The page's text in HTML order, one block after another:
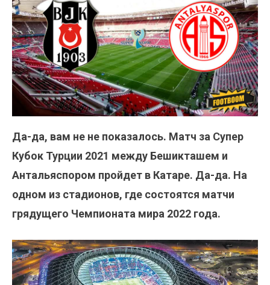
Да-да, вам не не показалось. Матч за Супер
Кубок Турции 2021 между Бешикташем и
Антальяспором пройдет в Катаре. Да-да. На
одном из стадионов, где состоятся матчи
грядущего Чемпионата мира 2022 года.